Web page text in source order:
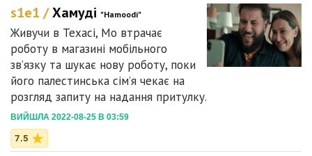
s1e1 /Хамуді "Hamoodi"
Живучи в Техасі, Мо втрачає
роботу в магазині мобільного
зв’язку та шукає нову роботу, поки
його палестинська сім’я чекає на
розгляд запиту на надання притулку.
ВИЙШЛА 2022-08-25 В 03:59
7.5